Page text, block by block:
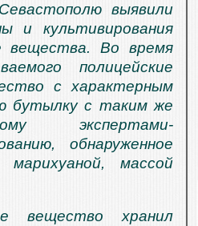
выявили
и культивирования
вещества. Во время
полицейские
с характерным
бутылку с таким же
экспертами-
обнаруженное
марихуаной, массой
вещество хранил